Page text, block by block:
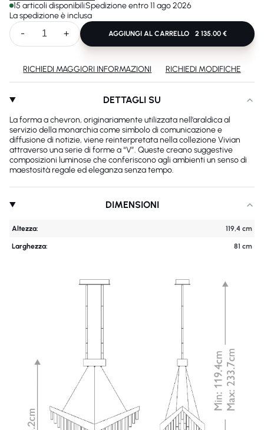
DETTAGLI SU
La forma a chevron, originariamente utilizzata nell’araldica al
servizio della monarchia come simbolo di comunicazione e
diffusione di notizie, viene reinterpretata nella collezione Vivian
attraverso una serie di forme a “V”. Queste creano suggestive
composizioni luminose che conferiscono agli ambienti un senso di
maestosità regale ed eleganza senza tempo.
DIMENSIONI
Altezza: 119,4 cm
Larghezza: 81 cm
15 articoli disponibiliSpedizione entro 11 ago 2026
La spedizione è inclusa
- + AGGIUNGI AL CARRELLO 2 135.00 €
RICHIEDI MAGGIORI INFORMAZIONI RICHIEDI MODIFICHE